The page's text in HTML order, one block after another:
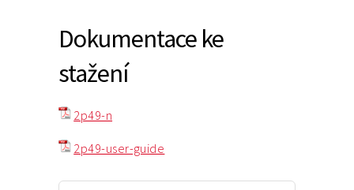
Dokumentace ke
stažení
2p49-n
2p49-user-guide